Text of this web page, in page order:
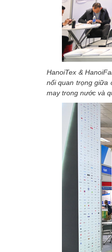
HanoiTex &
nối quan trọng giữa
may trong nước và